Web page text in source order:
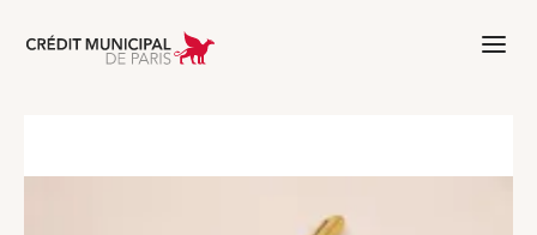
Aller à l'accueil de Crédit Municipal